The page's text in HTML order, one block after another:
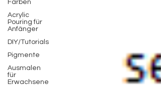
Farben
Acrylic
Pouring für
Anfänger
DIY/Tutorials
Pigmente
Ausmalen
für
Erwachsene